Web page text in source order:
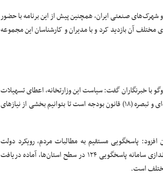
صنعتی ایران، همچنین پیش از این برنامه با حضور
آن بازدید کرد و با مدیران و کارشناسان این مجموعه
با خبرنگاران گفت: سیاست این وزارتخانه، اعطای تسهیلات
بانکی به واحدهای صنعتی از طریق تأمین مالی زنجیره‌ای و تبصره (۱۸) قانون بودجه است تا بتوانیم بخشی از نیازهای
پاسخگویی مستقیم به مطالبات مردم، رویکرد دولت
سیزدهم است و در همین ارتباط وزارت صمت با راه ‌اندازی سامانه پاسخگویی ۱۲۴ در سطح استان‌ها، آماده دریافت
است.